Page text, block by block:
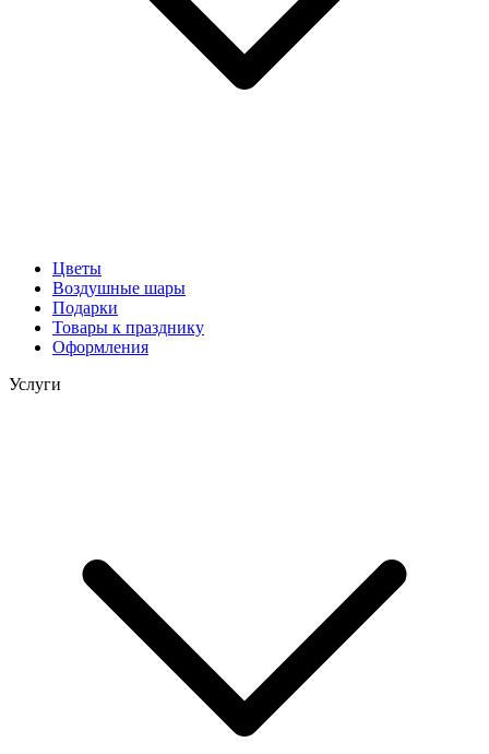
Цветы
Воздушные шары
Подарки
Товары к празднику
Оформления
Услуги